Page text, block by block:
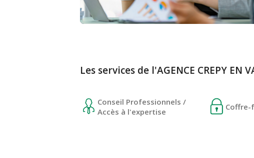
Les services de l'AGENCE CREPY EN
Conseil Professionnels /
Accès à l'expertise